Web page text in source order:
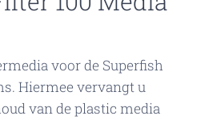
voor de Superfish
Hiermee vervangt u
van de plastic media